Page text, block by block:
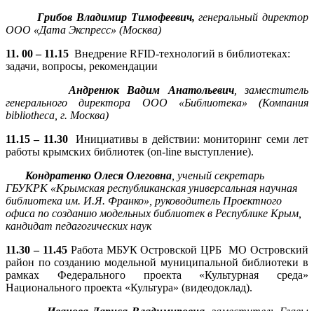
Грибов Владимир Тимофеевич,генеральный директор
ООО «Дата Экспресс» (Москва)
11. 00 – 11.15 Внедрение RFID-технологий в библиотеках:
задачи, вопросы, рекомендации
Андренюк Вадим Анатольевич, заместитель
генерального директора ООО «Библиотека» (Компания
bibliotheca, г. Москва)
11.15 – 11.30 Инициативы в действии: мониторинг семи лет
работы крымских библиотек (on-line выступление).
Кондратенко Олеся Олеговна , ученый секретарь
ГБУКРК «Крымская республиканская универсальная научная
библиотека им. И.Я. Франко», руководитель Проектного
офиса по созданию модельных библиотек в Республике Крым,
кандидат педагогических наук
11.30 – 11.45 Работа МБУК Островской ЦРБ МО Островский
район по созданию модельной муниципальной библиотеки в
рамках Федерального проекта «Культурная среда»
Национального проекта «Культура» (видеодоклад).